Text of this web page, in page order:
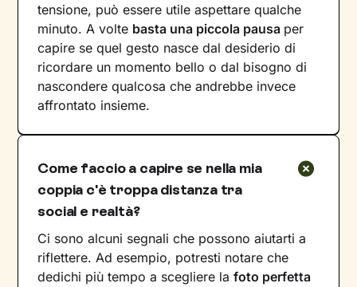
tensione, può essere utile aspettare qualche
minuto. A volte basta una piccola pausa per
capire se quel gesto nasce dal desiderio di
ricordare un momento bello o dal bisogno di
nascondere qualcosa che andrebbe invece
affrontato insieme.
Come faccio a capire se nella mia
coppia c'è troppa distanza tra
social e realtà?
Ci sono alcuni segnali che possono aiutarti a
riflettere. Ad esempio, potresti notare che
dedichi più tempo a scegliere lafoto perfetta